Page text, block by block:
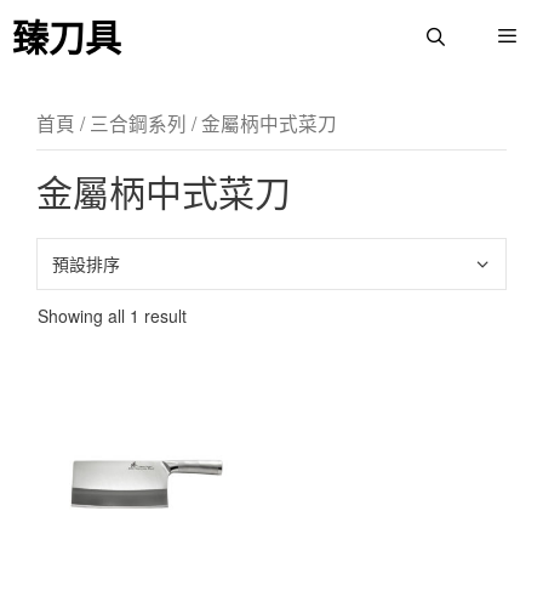
臻刀具
首頁 / 三合鋼系列 / 金屬柄中式菜刀
金屬柄中式菜刀
Showing all 1 result